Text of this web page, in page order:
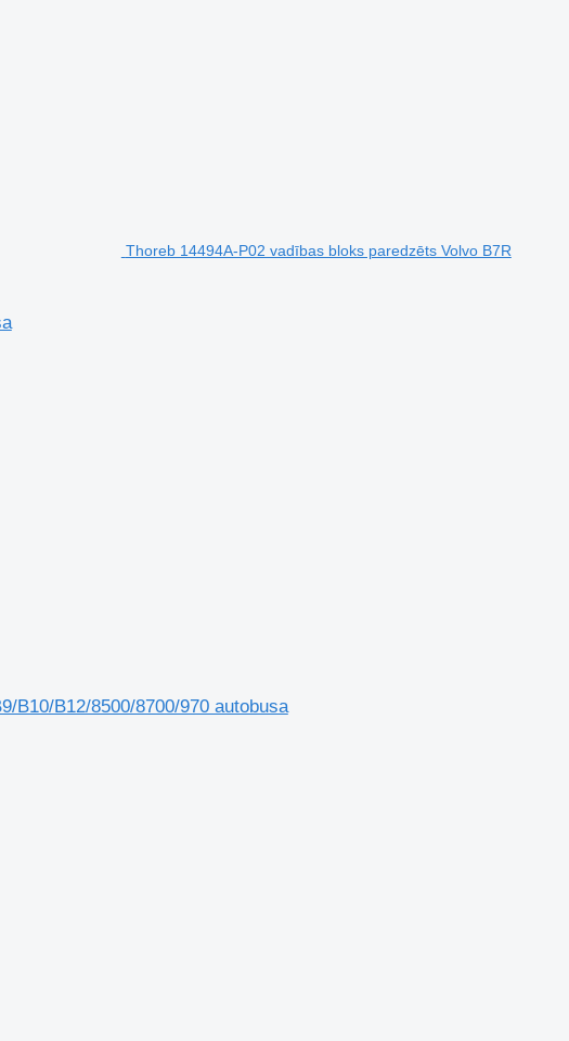
Thoreb 14494A-P02 vadības bloks paredzēts Volvo B7R
B10/B12/8500/8700/970 autobusa